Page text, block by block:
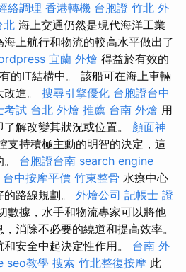
絡調理 香港轉機 台胞證 竹北 外
北 海上交通仍然是現代海洋工業
上航行和物流的較高水平做出了
宜蘭 外燴 得益於有效的
的IT結構中。 該船可在海上車輛
進。 搜尋引擎優化 台胞證台中
考試 台北 外燴 推薦 台南 外燴 用
解改變其狀況或位置。 顏面神
支持積極主動的明智的決定，這
台胞證台南 search engine
台中按摩平價 竹東整骨 水療中心
路線規劃。 外燴公司 記帳士 證
數據，水手和物流專家可以將他
消除不必要的繞道和提高效率。
安全中起決定性作用。 台南 外
seo教學 搜索 竹北整復按摩 此